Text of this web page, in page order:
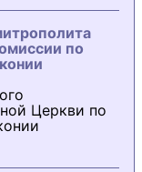
по
Церкви по